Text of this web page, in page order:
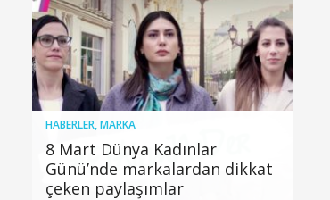
HABERLER,MARKA
8 Mart Dünya Kadınlar
Günü’nde markalardan dikkat
çeken paylaşımlar